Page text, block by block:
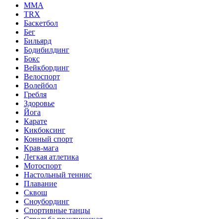
MMA
TRX
Баскетбол
Бег
Бильярд
Бодибилдинг
Бокс
Вейкбординг
Велоспорт
Волейбол
Гребля
Здоровье
Йога
Карате
Кикбоксинг
Конный спорт
Крав-мага
Легкая атлетика
Мотоспорт
Настольный теннис
Плавание
Сквош
Сноубординг
Спортивные танцы